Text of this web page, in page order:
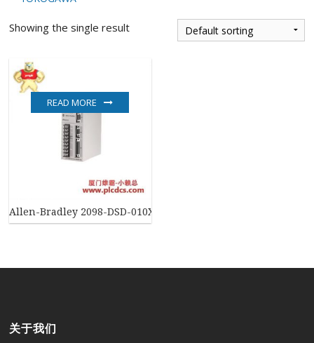
Showing the single result
Allen-Bradley 2098-DSD-010X SERVO DRIVE 驱动器
READ MORE
关于我们